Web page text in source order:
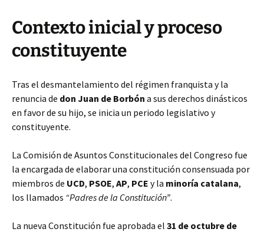
Contexto inicial y proceso
constituyente
Tras el desmantelamiento del régimen franquista y la
renuncia de don Juan de Borbón a sus derechos dinásticos
en favor de su hijo, se inicia un periodo legislativo y
constituyente.
La Comisión de Asuntos Constitucionales del Congreso fue
la encargada de elaborar una constitución consensuada por
miembros de UCD, PSOE, AP, PCE y la minoría catalana,
los llamados “Padres de la Constitución”.
La nueva Constitución fue aprobada el 31 de octubre de